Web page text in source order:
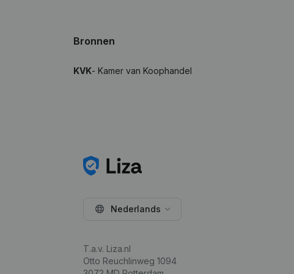
Bronnen
KVK- Kamer van Koophandel
Nederlands
T.a.v. Liza.nl
Otto Reuchlinweg 1094